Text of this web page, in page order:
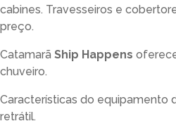
cabines. Travesseiros e
preço.
Catamarã Ship Happens
chuveiro.
Características do equipamento
retrátil.